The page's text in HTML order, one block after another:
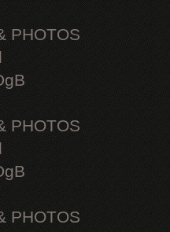
PHOTOS
PHOTOS
PHOTOS